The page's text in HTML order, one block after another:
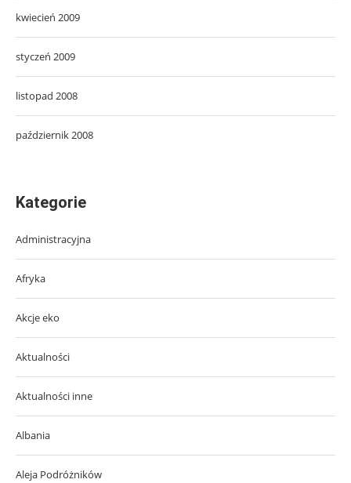
kwiecień 2009
styczeń 2009
listopad 2008
październik 2008
Kategorie
Administracyjna
Afryka
Akcje eko
Aktualności
Aktualności inne
Albania
Aleja Podróżników